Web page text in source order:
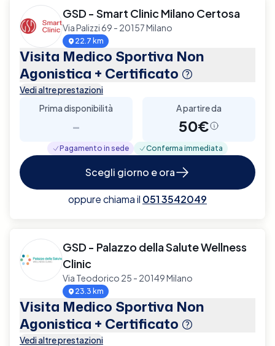
GSD - Smart Clinic Milano Certosa
Via Palizzi 69 - 20157 Milano
22.7 km
Visita Medico Sportiva Non
Agonistica + Certificato
Vedi altre prestazioni
Prima disponibilità
-
A partire da
50€
Pagamento in sede Conferma immediata
Scegli giorno e ora
oppure chiama il 051 3542049
GSD - Palazzo della Salute Wellness
Clinic
Via Teodorico 25 - 20149 Milano
23.3 km
Visita Medico Sportiva Non
Agonistica + Certificato
Vedi altre prestazioni